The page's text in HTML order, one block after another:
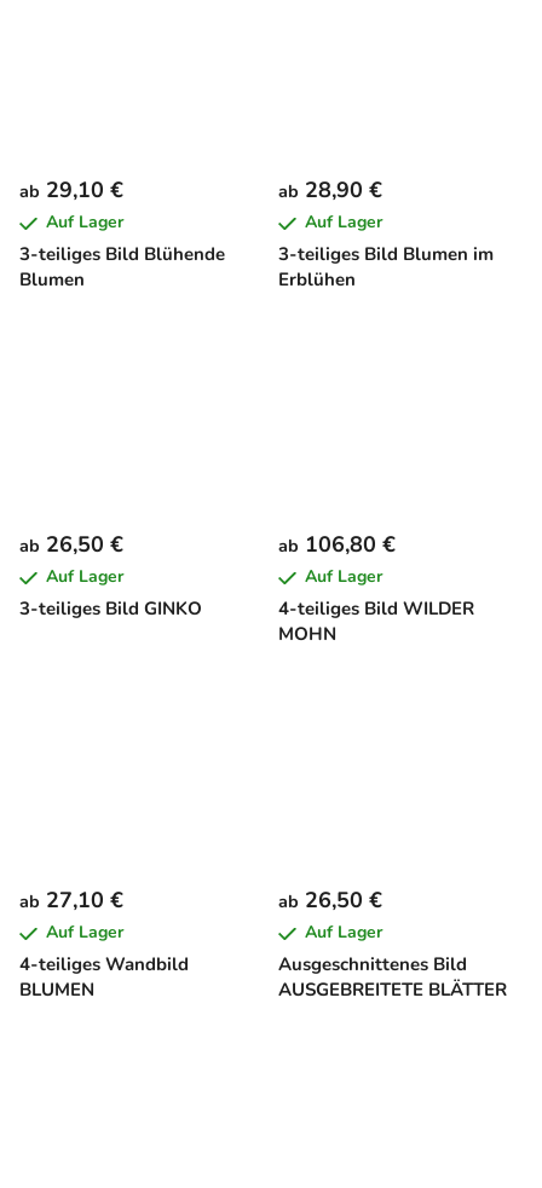
3-teiliges Bild Blühende
Blumen
ab 29,10 €
Auf Lager
3-teiliges Bild Blumen im
Erblühen
ab 28,90 €
Auf Lager
3-teiliges Bild GINKO
ab 26,50 €
Auf Lager
4-teiliges Bild WILDER
MOHN
ab 106,80 €
Auf Lager
4-teiliges Wandbild
BLUMEN
ab 27,10 €
Auf Lager
Ausgeschnittenes Bild
AUSGEBREITETE BLÄTTER
ab 26,50 €
Auf Lager